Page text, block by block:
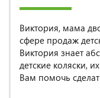
Виктория, мама
сфере продаж
Виктория знает
детские коляски,
Вам помочь